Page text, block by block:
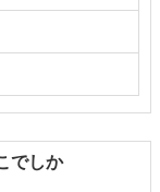
でしか